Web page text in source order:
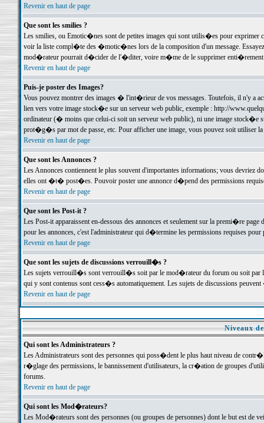
Revenir en haut de page
Que sont les smilies ?
Les smilies, ou Emotic�nes sont de petites images qui sont utilis�es pour exprimer
voir la liste compl�te des �motic�nes lors de la composition d'un message.
mod�rateur pourrait d�cider de l'�diter, voire m�me de le supprimer
Revenir en haut de page
Puis-je poster des Images?
Vous pouvez montrer des images � l'int�rieur de vos messages. Toutefois, il n'y a
lien vers votre image stock�e sur un serveur web public, exemple : http://
ordinateur (� moins que celui-ci soit un serveur web public), ni une image stock�e
prot�g�s par mot de passe, etc. Pour afficher une image, vous pouvez soit
Revenir en haut de page
Que sont les Annonces ?
Les Annonces contiennent le plus souvent d'importantes informations; vous devriez
elles ont �t� post�es. Pouvoir poster une annonce d�pend des permissions
Revenir en haut de page
Que sont les Post-it ?
Les Post-it apparaissent en-dessous des annonces et seulement sur la premi�re
pour les annonces, c'est l'administrateur qui d�termine les permissions requises pour
Revenir en haut de page
Que sont les sujets de discussions verrouill�s ?
Les sujets verrouill�s sont verrouill�s soit par le mod�rateur du forum ou soit par
qui y sont contenus sont cess�s automatiquement. Les sujets de discussions
Revenir en haut de page
Niveaux
Qui sont les Administrateurs ?
Les Administrateurs sont des personnes qui poss�dent le plus haut niveau de
r�glage des permissions, le bannissement d'utilisateurs, la cr�ation de groupes
forums.
Revenir en haut de page
Qui sont les Mod�rateurs?
Les Mod�rateurs sont des personnes (ou groupes de personnes) dont le but est de